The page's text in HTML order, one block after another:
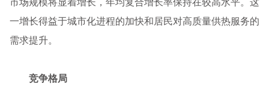
市场规模将显着增长，年均复合增长率保持在较高水平。这
一增长得益于城市化进程的加快和居民对高质量供热服务的
需求提升。
竞争格局